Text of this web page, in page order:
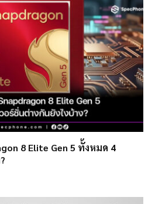
8 Elite Gen 5 ทั้งหมด 4